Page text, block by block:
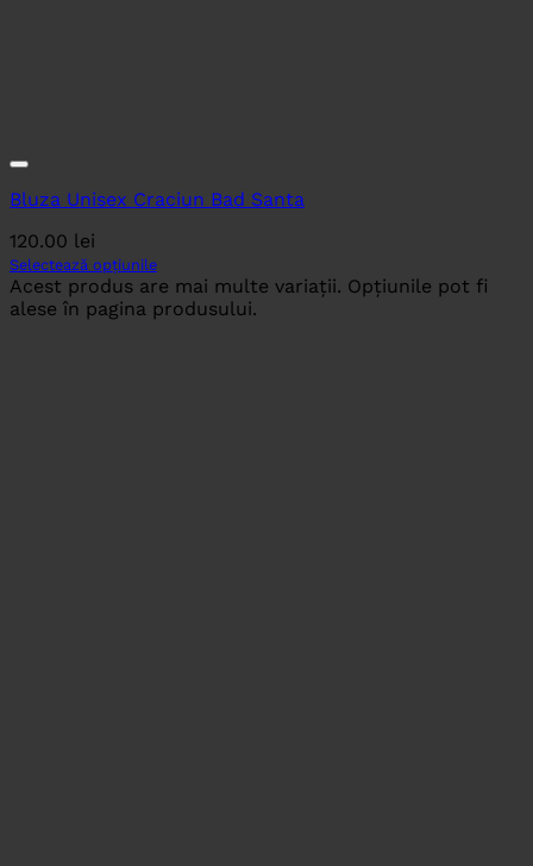
Bluza Unisex Craciun Bad Santa
120.00 lei
Selectează opțiunile
Acest produs are mai multe variații. Opțiunile pot fi
alese în pagina produsului.